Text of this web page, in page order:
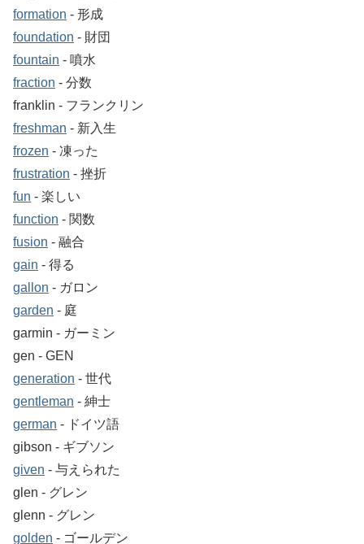
formation ‐ 形成
foundation ‐ 財団
fountain ‐ 噴水
fraction ‐ 分数
franklin ‐ フランクリン
freshman ‐ 新入生
frozen ‐ 凍った
frustration ‐ 挫折
fun ‐ 楽しい
function ‐ 関数
fusion ‐ 融合
gain ‐ 得る
gallon ‐ ガロン
garden ‐ 庭
garmin ‐ ガーミン
gen ‐ GEN
generation ‐ 世代
gentleman ‐ 紳士
german ‐ ドイツ語
gibson ‐ ギブソン
given ‐ 与えられた
glen ‐ グレン
glenn ‐ グレン
golden ‐ ゴールデン